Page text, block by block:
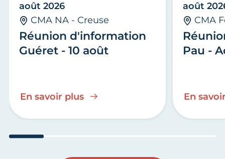
Réunion d'information
Guéret - 10 août
août 2026
CMA NA - Creuse
En savoir plus
Pau -
août
CMA
En